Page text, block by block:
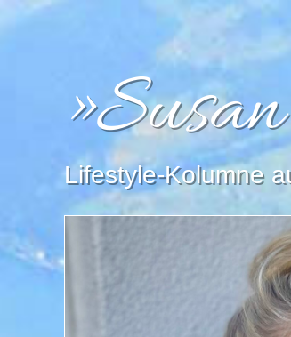
Lifestyle-Kolumne